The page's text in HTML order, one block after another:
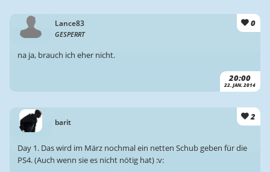
Lance83
GESPERRT
0
20:00
22. JAN. 2014
na ja, brauch ich eher nicht.
barit
2
Day 1. Das wird im März nochmal ein netten Schub geben für die
PS4. (Auch wenn sie es nicht nötig hat) :v: